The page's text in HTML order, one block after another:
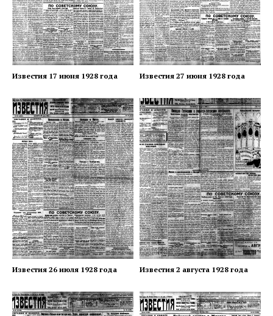
Известия 17 июня 1928 года Известия 27 июня 1928 года
Известия 26 июля 1928 года Известия 2 августа 1928 года